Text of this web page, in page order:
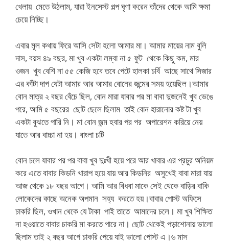
খেলায় মেতে উঠলাম, যারা ইনসেস্ট গল্প ঘৃণা করেন তাঁদের থেকে আমি ক্ষমা
চেয়ে নিচ্ছি।
এবার মূল কথায় ফিরে আসি সেটা হলো আমার মা। আমার মায়ের নাম বুলি
দাস, বয়স ৪৯ বছর, মা খুব একটা লম্বা না ৫ ফুট থেকে কিছু কম, মার
ওজন খুব বেশি না ৫৫ কেজি হবে তবে পেটে হালকা চর্বি আছে সাথে সিজার
এর কাঁটা দাগ যেটা আমার আর আমার বোনের জন্মের সময় হয়েছিল।আমার
বোন মাত্র ২ বছর বেঁচে ছিল, বোন মারা যাবার পর মা বাবা দুজনেই খুব ভেঙে
পরে, আমি ৫ বছরের ছোট ছেলে ছিলাম তাই বোন হারানোর কষ্ট টা খুব
একটা বুঝতে পারি নি। মা বোন জন্ম হবার পর পর অপারেশন করিয়ে নেয়
যাতে আর বাচ্চা না হয়। বাংলা চটি
বোন চলে যাবার পর পর বাবা খুব দুঃখী হয়ে পরে আর খাবার এর প্রচুর অনিয়ম
করে এতে বাবার কিডনি খারাপ হয়ে যায় আর কিডনির অসুখেই বাবা মারা যায়
আজ থেকে ১৮ বছর আগে। আমি আর বিধবা মাকে সেই থেকে বাড়ির বাকি
লোকেদের কাছে অনেক অপমান সহ্য করতে হয়।বাবার পোস্ট অফিসে
চাকরি ছিল, ওখান থেকে যে টাকা পাই তাতে আমাদের চলে। মা খুব শিক্ষিত
না হওয়াতে বাবার চাকরি মা করতে পারে না। ছোট থেকেই পড়াশোনায় ভালো
ছিলাম তাই ২ বছর আগে চাকরি পেয়ে যাই ভালো পোস্ট এ।৬ মাস